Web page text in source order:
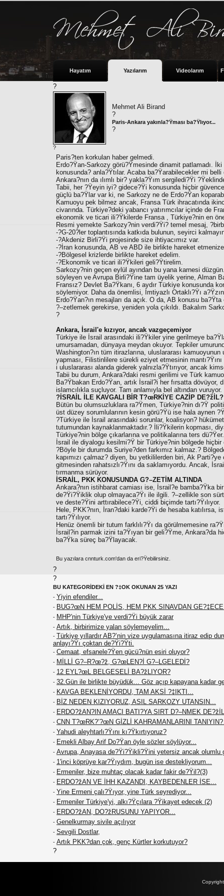
Hayatım Yazılarım Videolarım
?
Mehmet Ali Birand
?
Paris-Ankara yakınla?Ÿması ba?Ÿlıyor...
?
?
Paris?ten korkulan haber gelmedi.
Erdo?Ÿan-Sarkozy görü?Ÿmesinde dinamit patlamadı.
konusunda? anla?Ÿtılar. Acaba ba?Ÿarabilecekler mi belli
Ankara?nın da ılımlı bir? yakla?Ÿım sergiledi?Ÿi
Tabii, her ?Ÿeyin iyi? gidece?Ÿi konusunda hiçbir
güçlü ba?Ÿlar var ki, ne Sarkozy ne de Erdo?Ÿan
Kamuoyu pek bilmez ancak, Fransa Türk ihracatında
civarında. Türkiye?deki yabancı yatırımcılar içinde de
ekonomik ve ticari ili?Ÿkilerde Fransa , Türkiye?nin en
Resmi yemekte Sarkozy?nin verdi?Ÿi? temel mesaj,
-?G-20?ler toplantısında katkıda bulunun, seyirci
-?Akdeniz Birli?Ÿi projesinde size ihtiyacımız var.
-?İran konusunda, AB ve ABD ile birlikte hareket
-?Bölgesel krizlerde birlikte hareket edelim.
-?Ekonomik ve ticari ili?Ÿkileri geli?Ÿtirelim.
Sarkozy?nin geçen eylül ayından bu yana karnesi
söyleyen ve Avrupa Birli?Ÿine tam üyelik yerine, Alman
Fransız? Devlet Ba?Ÿkanı, 6 aydır Türkiye konusunda
söylemiyor. Daha da önemlisi, İmtiyazlı Ortaklı?Ÿı
Erdo?Ÿan?ın mesajları da açık. O da, AB konusu
?–zetlemek gerekirse, yeniden yola çıkıldı. Bakalım
?
Ankara, İsrail'e kızıyor, ancak vazgeçemiyor
Türkiye ile İsrail arasındaki ili?Ÿkiler yine gerilmeye
umursamadan, dünyaya meydan okuyor. Tepkiler
Washington?ın tüm itirazlarına, uluslararası
yapması, Filistinlilere sürekli eziyet etmesinin
i uluslararası alanda giderek yalnızla?Ÿtırıyor, ancak
Tabii bu durum, Ankara?daki resmi gerilimi ve Türk
Ba?Ÿbakan Erdo?Ÿan, artık İsrail?i her fırsatta dövüyor,
islamcılıkla suçluyor. Tam anlamıyla bel altından vuruyor.
?İSRAİL İLE KAVGALI BİR T?œRKİYE CAZİP DE?žİL?
Bütün bu olumsuzluklara ra?Ÿmen, Türkiye?nin dı?Ÿ
üst düzey sorumlularının kesin görü?Ÿü ise hala aynen
?Türkiye ile İsrail arasındaki sorunlar, koalisyon?
tutumundan kaynaklanmaktadır.? İli?Ÿkilerin kopması,
Türkiye?nin bölge çıkarlarına ve politikalarına ters
İsrail ile diyalogu kesilmi?Ÿ bir Türkiye?nin bölgede
?Böyle bir durumda Suriye?den farkımız kalmaz.?
kapımızı çalmaz? diyen, bu yetkililerden biri, Ak
gitmesinden rahatsızlı?Ÿını da saklamıyordu. Ancak,
tırmanma sürüyor.
İSRAİL, PKK KONUSUNDA G?–ZETİM ALTINDA
Ankara?nın istihbarat camiası ise, İsrail?e bamba?Ÿka
de?Ÿi?Ÿiklik olup olmayaca?Ÿı ile ilgili. ?–zellikle son
ve deste?Ÿini arttırabilece?Ÿi, ciddi biçimde tartı?Ÿılıyor.
Hele, PKK?nın, İran?daki karde?Ÿi de hesaba katılırsa,
tartı?Ÿılıyor.
Henüz önemli bir tutum farklılı?Ÿı da görülmemesine
İsrail?in parmak izini ta?Ÿıyan bir geli?Ÿme,
ba?Ÿka süreç ba?Ÿlayacak.
Bu yazılara cnnturk.com'dan da eri?Ÿebilirsiniz.
?
?
BU KATEGORİDEKİ EN ?‡OK OKUNAN 25 YAZI
- Yiyin efendiler...
- BUG?œN HEM POLİS, HEM PKK SINAVDAN
- MHP'nin Türkiye'ye verdi?Ÿi büyük zarar
- Artık, birbirimize yalan söylemeyelim...
- Türkiye yıllardır AB?’nin vize uygulamasına itiraz edip
anlayı?Ÿı çoktan de?Ÿi?Ÿti.
- Cemaat, efsanele?Ÿen gücü?nün esiri oluyor?
- MİLLİ G?–R?œ?ž, G?œLEN?İ G?–LGELEDİ?
- 12 EYL?œL BELGESELİ BA?žLIYOR?
- 32.Gün ile birlikte büyüdük... Göz açıp kapayana kadar
- KAVGA BEKLENİYORDU, TAM AKSİ ?‡IKTI...
- BİZ NEDEN KIZIYORUZ, ASIL SARKOZY UTANSIN...
- ERDO?žAN?IN AMACI BATI?YA SIRT D?–NMEK
- CNN T?œRK?’?œN GİZLİ KAHRAMANLARINI
- Yahudi aleyhtarlı?Ÿını kı?Ÿkırtıyoruz?
- Emekli Albay Arif Do?Ÿan öyle sözler söylüyor...
- Avrupa, Anayasa de?Ÿi?Ÿikli?Ÿini yetersiz ancak olumlu
- 1'inci köprüye kar?Ÿıydım, bugün ise destekliyorum...
- Ermeniler, bize muhtaç olacak kadar fakir de?Ÿil?(3)
- ERDO?žAN VE İHH KAZANDI, KAYBEDENLER İSE...
- Yine Ermeni çalı?Ÿıyor, yine Türk seyrediyor...
- Ermeniler Türkiye'yi, alkı?Ÿçılara ?Ÿikayet edecek (2)
- ERDO?žAN, DO?žRUSUNU YAPIYOR...
- Genelkurmay sivile açılıyor
- Sevgili Dostlar,
- Artık PKK?dan çok, genç Kürtler korkutuyor?
?